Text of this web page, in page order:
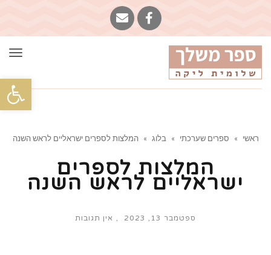
פתח
ראשי » ספרים שערכתי » בלוג » המלצות לספרים ישראליים לראש השנה
המלצות לספרים
ישראליים לראש השנה
ספטמבר 13, 2023 אין תגובות